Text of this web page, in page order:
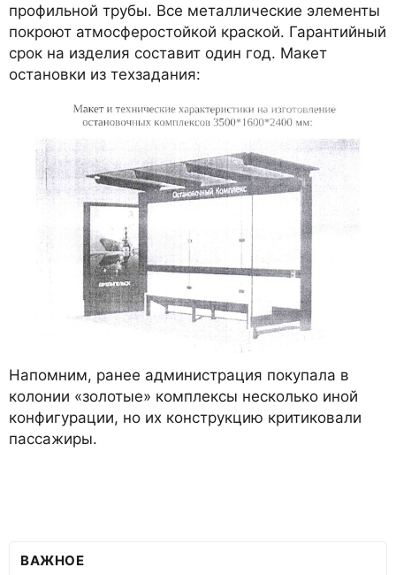
профильной трубы. Все металлические элементы
покроют атмосферостойкой краской. Гарантийный
срок на изделия составит один год. Макет
остановки из техзадания:
Напомним, ранее администрация покупала в
колонии «золотые» комплексы несколько иной
конфигурации, но их конструкцию критиковали
пассажиры.
ВАЖНОЕ